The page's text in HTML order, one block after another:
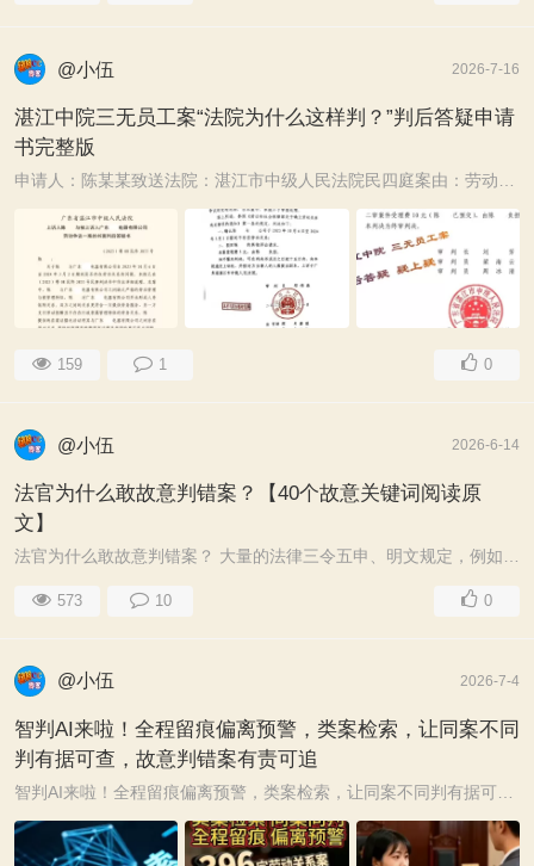
@小伍 2026-7-16
湛江中院三无员工案“法院为什么这样判？”判后答疑申请
书完整版
159 1 0
@小伍 2026-6-14
法官为什么敢故意判错案？【40个故意关键词阅读原
文】
法官为什么敢故意判错案？ 大量的法律三令五申、明文规定，例如，《人民法院审判人员违法审判责任追究办法》、《人民法院工作人员处分条例》、《关于完善 ...
573 10 0
@小伍 2026-7-4
智判AI来啦！全程留痕偏离预警，类案检索，让同案不同
判有据可查，故意判错案有责可追